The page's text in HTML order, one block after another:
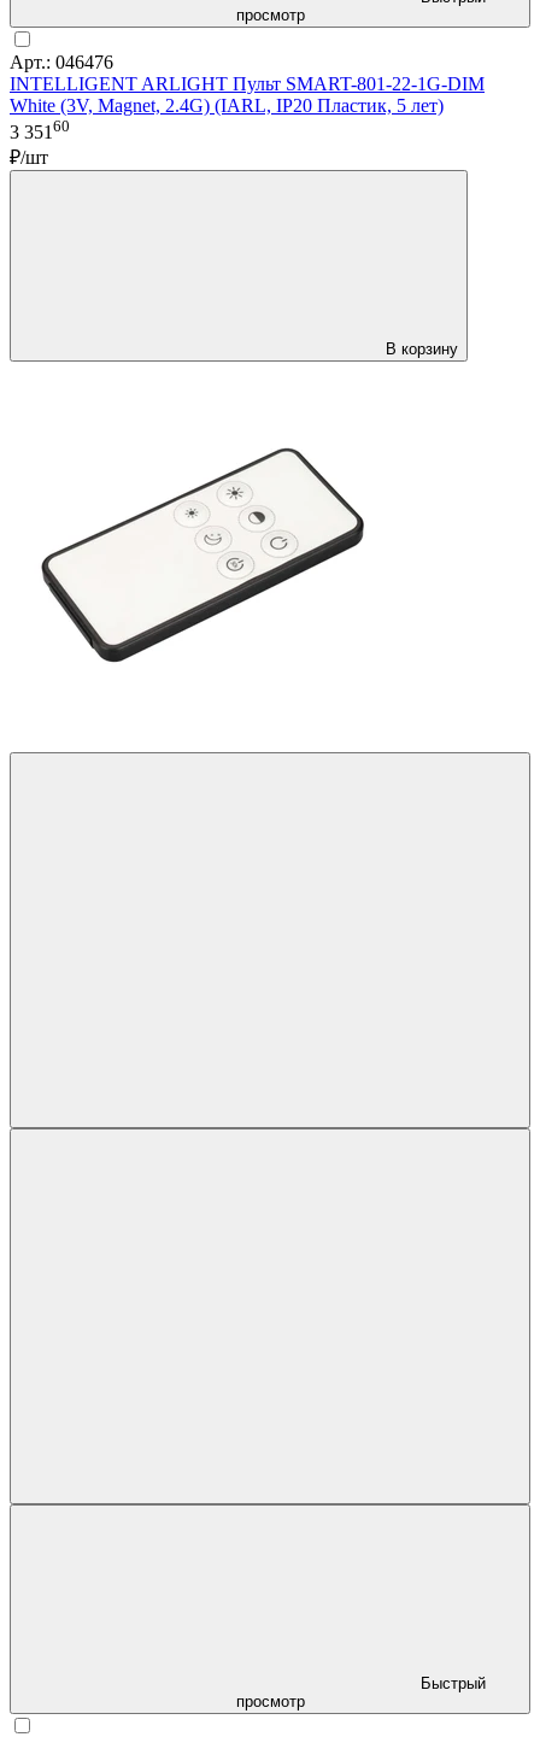
просмотр
Арт.: 046476
INTELLIGENT ARLIGHT Пульт SMART-801-22-1G-DIM
White (3V, Magnet, 2.4G) (IARL, IP20 Пластик, 5 лет)
3 351 60
₽/шт
В корзину
Быстрый
просмотр